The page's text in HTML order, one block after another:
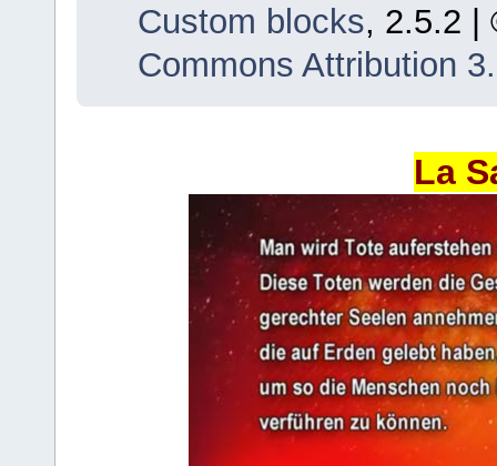
Custom blocks, 2.5.2 |
Commons Attribution
La